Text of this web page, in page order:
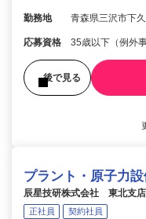
勤務地 青森県三沢市下
応募資格 35歳以下（例外
後で見る
プラント・原子力
辰星技研株式会社 東北支店
正社員 契約社員